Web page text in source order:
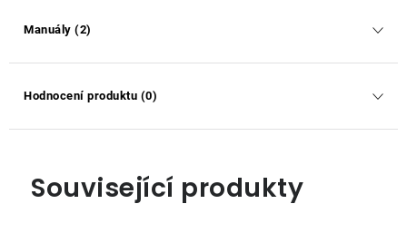
Manuály (2)
Hodnocení produktu (0)
Související produkty